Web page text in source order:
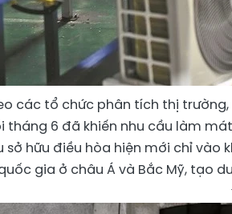
các tổ chức phân tích thị
tháng 6 đã khiến nhu cầu làm
sở hữu điều hòa hiện mới chỉ vào
gia ở châu Á và Bắc Mỹ, tạo